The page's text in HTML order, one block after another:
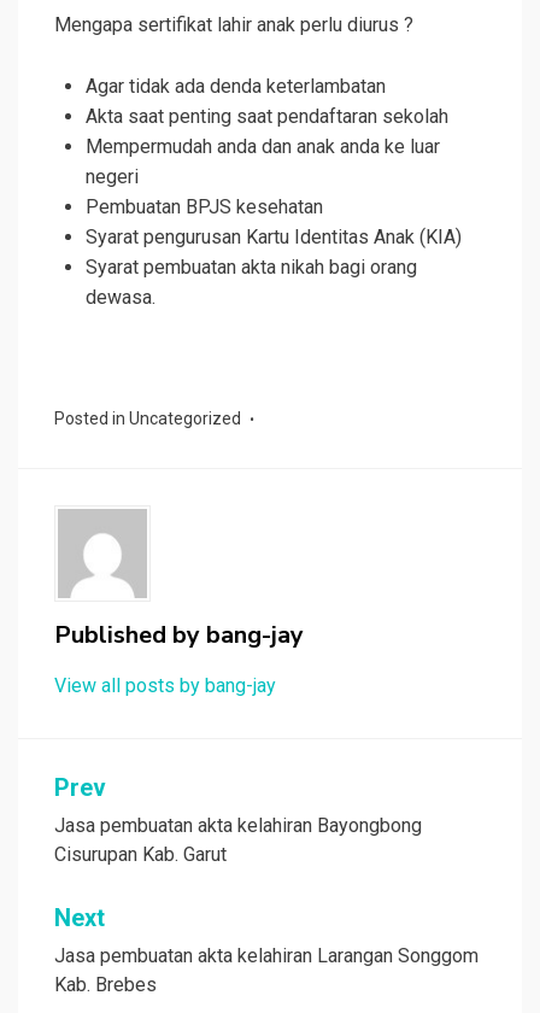
Mengapa sertifikat lahir anak perlu diurus ?
Agar tidak ada denda keterlambatan
Akta saat penting saat pendaftaran sekolah
Mempermudah anda dan anak anda ke luar
negeri
Pembuatan BPJS kesehatan
Syarat pengurusan Kartu Identitas Anak (KIA)
Syarat pembuatan akta nikah bagi orang
dewasa.
Posted in Uncategorized
Published by bang-jay
View all posts by bang-jay
Post
navigation
Prev
Jasa pembuatan akta kelahiran Bayongbong
Cisurupan Kab. Garut
Next
Jasa pembuatan akta kelahiran Larangan Songgom
Kab. Brebes